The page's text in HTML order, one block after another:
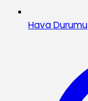
Hava Durumu